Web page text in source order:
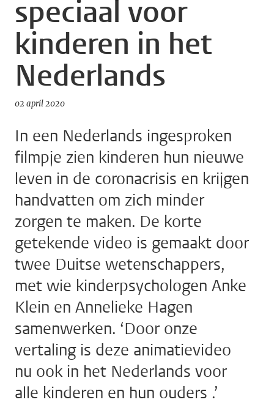
speciaal voor
kinderen in het
Nederlands
02 april 2020
In een Nederlands ingesproken
filmpje zien kinderen hun nieuwe
leven in de coronacrisis en krijgen
handvatten om zich minder
zorgen te maken. De korte
getekende video is gemaakt door
twee Duitse wetenschappers,
met wie kinderpsychologen Anke
Klein en Annelieke Hagen
samenwerken. ‘Door onze
vertaling is deze animatievideo
nu ook in het Nederlands voor
alle kinderen en hun ouders .’